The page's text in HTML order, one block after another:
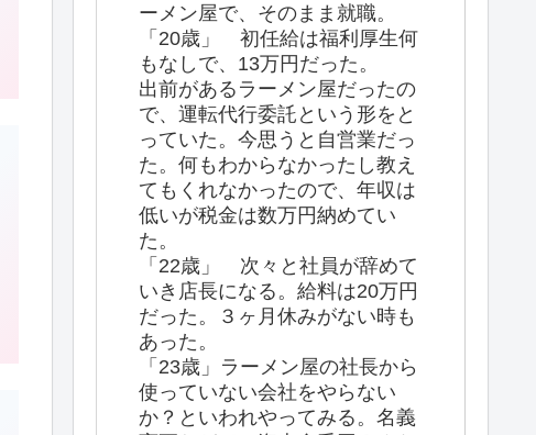
ーメン屋で、そのまま就職。
「20歳」 初任給は福利厚生何
もなしで、13万円だった。
出前があるラーメン屋だったの
で、運転代行委託という形をと
っていた。今思うと自営業だっ
た。何もわからなかったし教え
てもくれなかったので、年収は
低いが税金は数万円納めてい
た。
「22歳」 次々と社員が辞めて
いき店長になる。給料は20万円
だった。３ヶ月休みがない時も
あった。
「23歳」ラーメン屋の社長から
使っていない会社をやらない
か？といわれやってみる。名義